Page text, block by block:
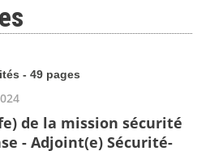
- 49 pages
de la mission sécurité
- Adjoint(e) Sécurité-